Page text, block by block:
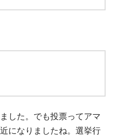
した。でも投票ってアマ
になりましたね。選挙行